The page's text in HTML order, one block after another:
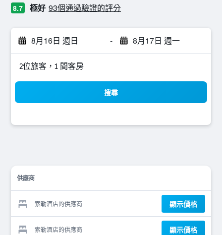
8.7 極好 93個通過驗證的評分
8月16日 週日 - 8月17日 週一
2位旅客，1 間客房
搜尋
供應商
索勒酒店的供應商 顯示價格
索勒酒店的供應商 顯示價格